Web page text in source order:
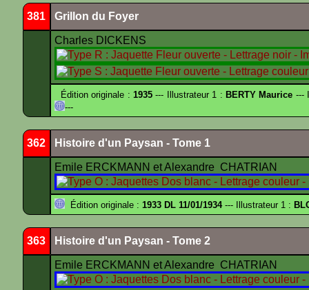
381 Grillon du Foyer
Charles DICKENS
Édition originale : 1935--- Illustrateur 1 : BERTY Maurice ---
---
362 Histoire d'un Paysan - Tome 1
Emile ERCKMANN et Alexandre CHATRIAN
Édition originale : 1933 DL 11/01/1934--- Illustrateur 1 :
363 Histoire d'un Paysan - Tome 2
Emile ERCKMANN et Alexandre CHATRIAN